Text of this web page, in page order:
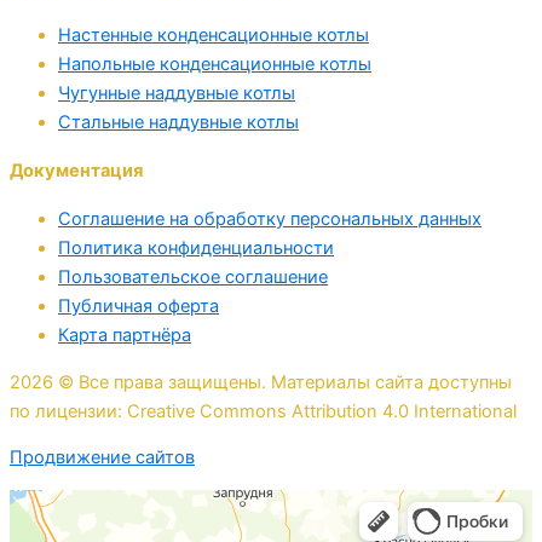
Настенные конденсационные котлы
Напольные конденсационные котлы
Чугунные наддувные котлы
Стальные наддувные котлы
Документация
Соглашение на обработку персональных данных
Политика конфиденциальности
Пользовательское соглашение
Публичная оферта
Карта партнёра
2026 © Все права защищены. Материалы сайта доступны
по лицензии: Creative Commons Attribution 4.0 International
Продвижение сайтов